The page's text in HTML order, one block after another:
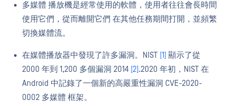
多媒體 播放機是經常使用的軟體，使用者往往會長時間
使用它們，從而離開它們 在其他任務期間打開，並頻繁
切換媒體流。
在媒體播放器中發現了許多漏洞。NIST [1] 顯示了從
2000 年到 1,200 多個漏洞 2014 [2].2020 年初，NIST 在
Android 中記錄了一個新的高嚴重性漏洞 CVE-2020-
0002 多媒體 框架。